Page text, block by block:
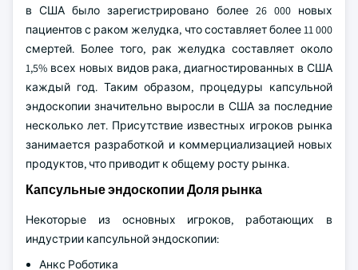
в США было зарегистрировано более 26 000 новых
пациентов с раком желудка, что составляет более 11 000
смертей. Более того, рак желудка составляет около
1,5% всех новых видов рака, диагностированных в США
каждый год. Таким образом, процедуры капсульной
эндоскопии значительно выросли в США за последние
несколько лет. Присутствие известных игроков рынка
занимается разработкой и коммерциализацией новых
продуктов, что приводит к общему росту рынка.
Капсульные эндоскопии Доля рынка
Некоторые из основных игроков, работающих в
индустрии капсульной эндоскопии:
Анкс Роботика